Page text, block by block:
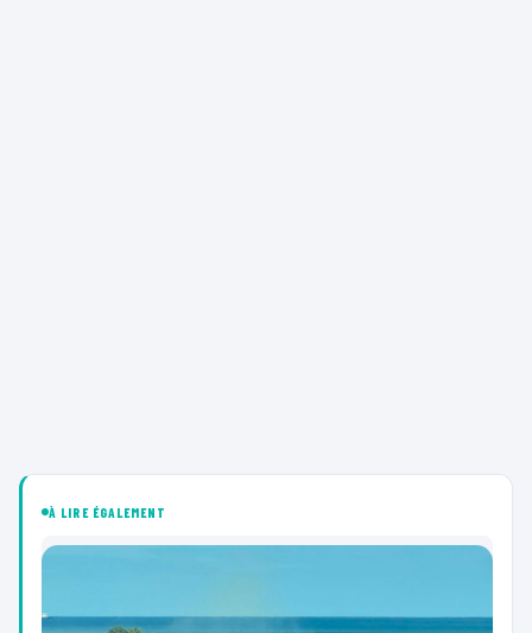
À LIRE ÉGALEMENT